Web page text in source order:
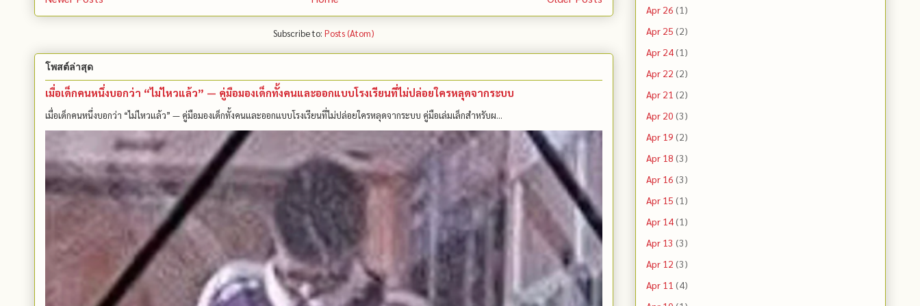
Subscribe to: Posts (Atom)
โพสต์ล่าสุด
เมื่อเด็กคนหนึ่งบอกว่า “ไม่ไหวแล้ว” — คู่มือมองเด็กทั้งคนและออกแบบโรงเรียนที่ไม่ปล่อยใครหลุดจากระบบ
เมื่อเด็กคนหนึ่งบอกว่า “ไม่ไหวแล้ว” — คู่มือมองเด็กทั้งคนและออกแบบโรงเรียนที่ไม่ปล่อยใครหลุดจากระบบ คู่มือเล่มเล็กสำหรับผ...
Apr 26 (1)
Apr 25 (2)
Apr 24(1)
Apr 22 (2)
Apr 21 (2)
Apr 20 (3)
Apr 19 (2)
Apr 18 (3)
Apr 16 (3)
Apr 15 (1)
Apr 14(1)
Apr 13 (3)
Apr 12 (3)
Apr 11 (4)